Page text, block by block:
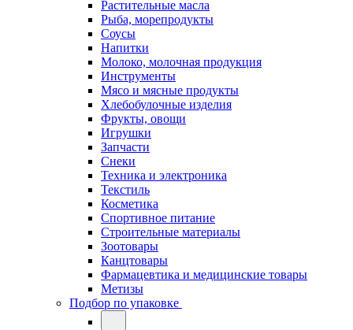
Растительные масла
Рыба, морепродукты
Соусы
Напитки
Молоко, молочная продукция
Инструменты
Мясо и мясные продукты
Хлебобулочные изделия
Фрукты, овощи
Игрушки
Запчасти
Снеки
Техника и электроника
Текстиль
Косметика
Спортивное питание
Строительные материалы
Зоотовары
Канцтовары
Фармацевтика и медицинские товары
Метизы
Подбор по упаковке